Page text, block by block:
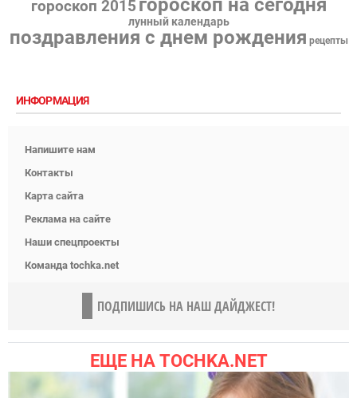
гороскоп 2015 гороскоп на сегодня
лунный календарь
поздравления с днем рождения рецепты
ИНФОРМАЦИЯ
Напишите нам
Контакты
Карта сайта
Реклама на сайте
Наши спецпроекты
Команда tochka.net
ПОДПИШИСЬ НА НАШ ДАЙДЖЕСТ!
ЕЩЕ НА TOCHKA.NET